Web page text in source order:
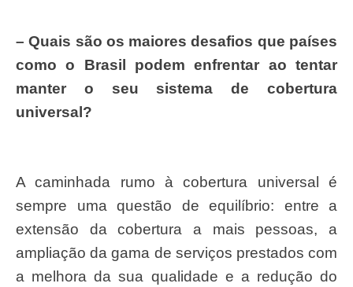
– Quais são os maiores desafios que países
como o Brasil podem enfrentar ao tentar
manter o seu sistema de cobertura
universal?
A caminhada rumo à cobertura universal é
sempre uma questão de equilíbrio: entre a
extensão da cobertura a mais pessoas, a
ampliação da gama de serviços prestados com
a melhora da sua qualidade e a redução do